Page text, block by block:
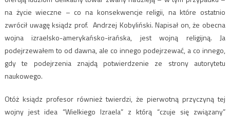
na życie wieczne – co na konsekwencje religii, na które ostatnio
zwrócił uwagę ksiądz prof. Andrzej Kobyliński. Napisał on, że obecna
wojna izraelsko-amerykańsko-irańska, jest wojną religijną. Ja
podejrzewałem to od dawna, ale co innego podejrzewać, a co innego,
gdy te podejrzenia znajdą potwierdzenie ze strony autorytetu
naukowego.
Otóż ksiądz profesor również twierdzi, że pierwotną przyczyną tej
wojny jest idea “Wielkiego Izraela” z którą “czuje się związany”